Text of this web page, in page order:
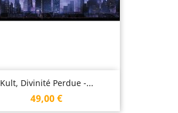
Kult, Divinité Perdue -...
Prix
49,00 €